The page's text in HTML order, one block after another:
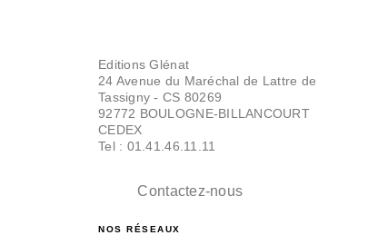
Editions Glénat
24 Avenue du Maréchal de Lattre de
Tassigny - CS 80269
92772 BOULOGNE-BILLANCOURT
CEDEX
Tel : 01.41.46.11.11
Contactez-nous
NOS RÉSEAUX